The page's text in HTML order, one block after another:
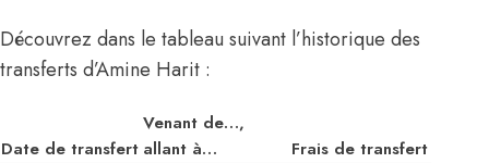
Découvrez dans le tableau suivant l’historique des
transferts d’Amine Harit :
Date de transfert
Venant de…,
allant à…
Frais de transfert